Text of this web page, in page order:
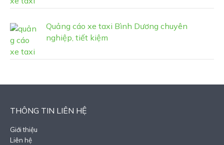
Quảng cáo xe taxi Bình Dương chuyên
nghiệp, tiết kiệm
THÔNG TIN LIÊN HỆ
Giới thiệu
Liên hệ